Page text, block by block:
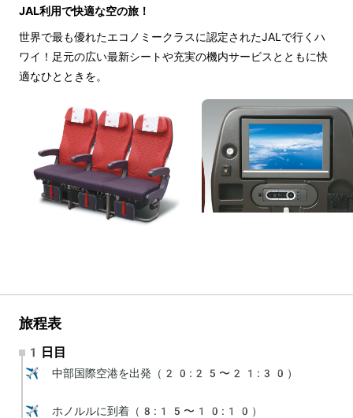
JAL利用で快適な空の旅！
世界で最も優れたエコノミークラスに認定されたJALで行くハ
ワイ！足元の広い最新シートや充実の機内サービスとともに快
適なひとときを。
旅程表
1日目
✈️ 中部国際空港を出発（20:25〜21:30）
✈️ ホノルルに到着（8:15〜10:10）